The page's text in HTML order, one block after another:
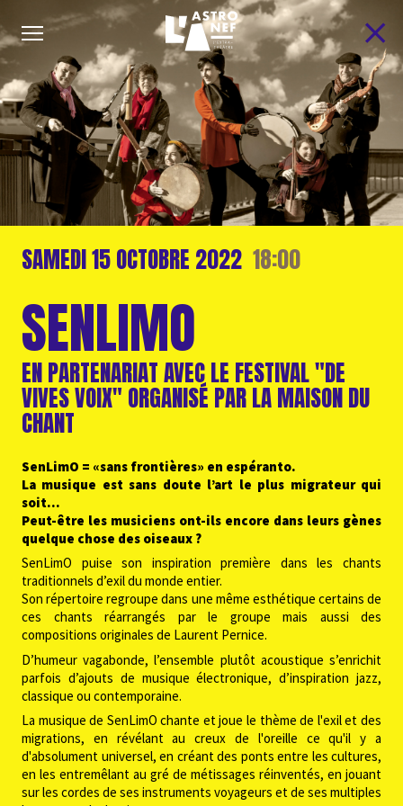
SAMEDI15 OCTOBRE 2022 18:00
SENLIMO
EN PARTENARIAT AVEC LE FESTIVAL "DE
VIVES VOIX" ORGANISÉ PAR LA MAISON DU
CHANT
SenLimO = «sans frontières» en espéranto.
La musique est sans doute l’art le plus migrateur qui
soit...
Peut-être les musiciens ont-ils encore dans leurs gènes
quelque chose des oiseaux ?
SenLimO puise son inspiration première dans les chants
traditionnels d’exil du monde entier.
Son répertoire regroupe dans une même esthétique certains de
ces chants réarrangés par le groupe mais aussi des
compositions originales de Laurent Pernice.
D’humeur vagabonde, l’ensemble plutôt acoustique s’enrichit
parfois d’ajouts de musique électronique, d’inspiration jazz,
classique ou contemporaine.
La musique de SenLimO chante et joue le thème de l'exil et des
migrations, en révélant au creux de l'oreille ce qu'il y a
d'absolument universel, en créant des ponts entre les cultures,
en les entremêlant au gré de métissages réinventés, en jouant
sur les cordes de ses instruments voyageurs et de ses multiples